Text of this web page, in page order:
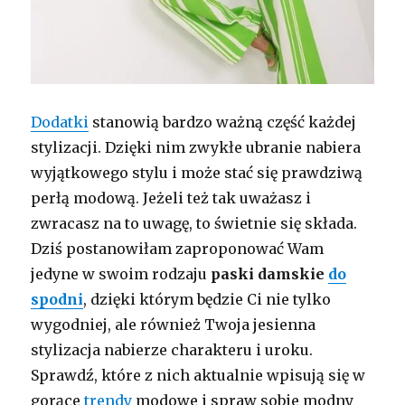
Dodatki stanowią bardzo ważną część każdej
stylizacji. Dzięki nim zwykłe ubranie nabiera
wyjątkowego stylu i może stać się prawdziwą
perłą modową. Jeżeli też tak uważasz i
zwracasz na to uwagę, to świetnie się składa.
Dziś postanowiłam zaproponować Wam
jedyne w swoim rodzaju paski damskie do
spodni, dzięki którym będzie Ci nie tylko
wygodniej, ale również Twoja jesienna
stylizacja nabierze charakteru i uroku.
Sprawdź, które z nich aktualnie wpisują się w
gorącetrendy modowe i spraw sobie modny